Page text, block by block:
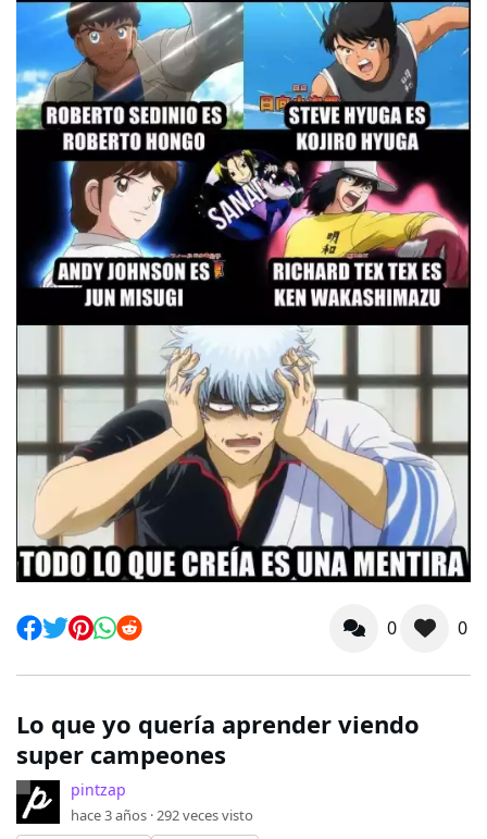
0 0
Lo que yo quería aprender viendo
super campeones
pintzap
hace 3 años ·292veces visto